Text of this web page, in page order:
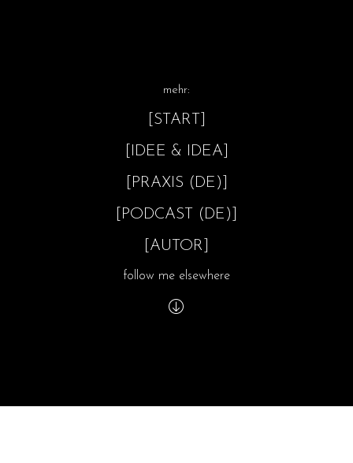
mehr:
[START]
[IDEE & IDEA]
[PRAXIS (DE)]
[PODCAST (DE)]
[AUTOR]
follow me elsewhere